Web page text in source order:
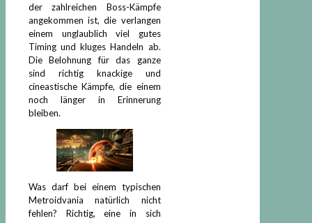
der zahlreichen Boss-Kämpfe
angekommen ist, die verlangen
einem unglaublich viel gutes
Timing und kluges Handeln ab.
Die Belohnung für das ganze
sind richtig knackige und
cineastische Kämpfe, die einem
noch länger in Erinnerung
bleiben.
Was darf bei einem typischen
Metroidvania natürlich nicht
fehlen? Richtig, eine in sich